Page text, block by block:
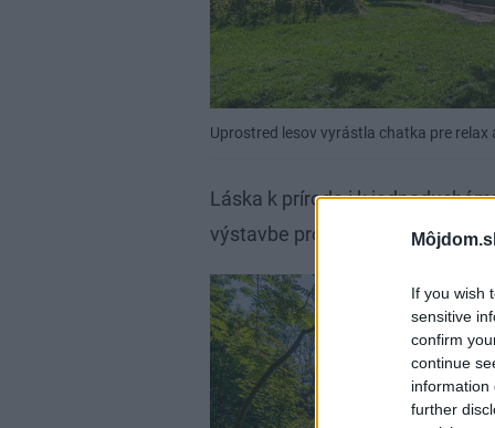
If you wish
sensitive
confirm
continue
information
further
Uprostred lesov vyrástla chatka pre
Láska k prírode i k
výstavbe projektu kľúčové.